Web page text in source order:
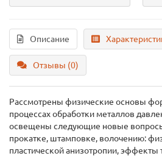
Описание
Отзывы (0)
Рассмотрены физические основы
процессах обработки металлов
освещены следующие новые
прокатке, штамповке, волочению:
пластической анизотропии, эффекты